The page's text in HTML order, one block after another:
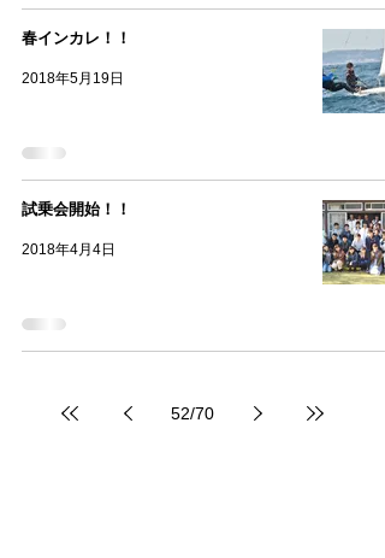
春インカレ！！
2018年5月19日
試乗会開始！！
2018年4月4日
52/70